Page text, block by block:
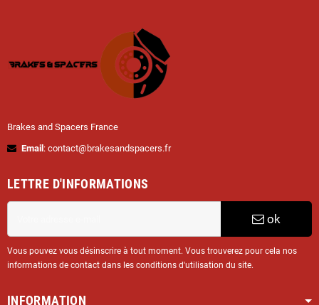
Brakes and Spacers France
Email : contact@brakesandspacers.fr
LETTRE D'INFORMATIONS
ok
Vous pouvez vous désinscrire à tout moment. Vous trouverez pour cela nos
informations de contact dans les conditions d'utilisation du site.
INFORMATION